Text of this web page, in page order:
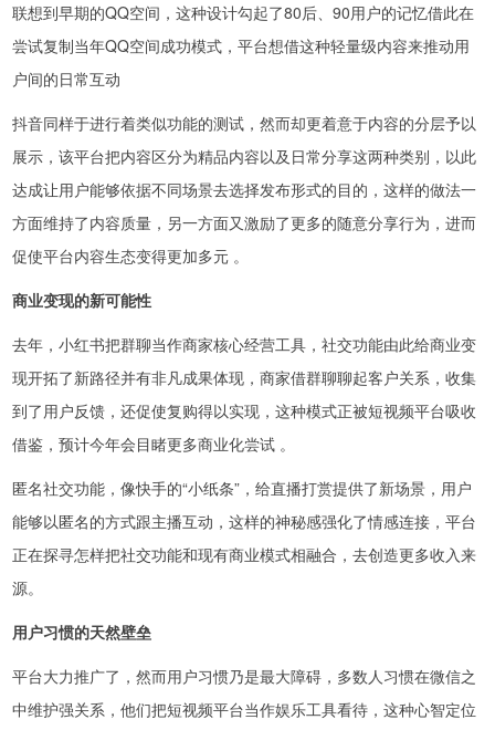
联想到早期的QQ空间，这种设计勾起了80后、90用户的记忆借此在
尝试复制当年QQ空间成功模式，平台想借这种轻量级内容来推动用
户间的日常互动
抖音同样于进行着类似功能的测试，然而却更着意于内容的分层予以
展示，该平台把内容区分为精品内容以及日常分享这两种类别，以此
达成让用户能够依据不同场景去选择发布形式的目的，这样的做法一
方面维持了内容质量，另一方面又激励了更多的随意分享行为，进而
促使平台内容生态变得更加多元 。
商业变现的新可能性
去年，小红书把群聊当作商家核心经营工具，社交功能由此给商业变
现开拓了新路径并有非凡成果体现，商家借群聊聊起客户关系，收集
到了用户反馈，还促使复购得以实现，这种模式正被短视频平台吸收
借鉴，预计今年会目睹更多商业化尝试 。
匿名社交功能，像快手的“小纸条”，给直播打赏提供了新场景，用户
能够以匿名的方式跟主播互动，这样的神秘感强化了情感连接，平台
正在探寻怎样把社交功能和现有商业模式相融合，去创造更多收入来
源。
用户习惯的天然壁垒
平台大力推广了，然而用户习惯乃是最大障碍，多数人习惯在微信之
中维护强关系，他们把短视频平台当作娱乐工具看待，这种心智定位